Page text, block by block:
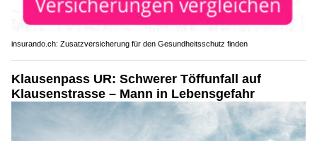
insurando.ch: Zusatzversicherung für den Gesundheitsschutz finden
Klausenpass UR: Schwerer Töffunfall auf
Klausenstrasse – Mann in Lebensgefahr